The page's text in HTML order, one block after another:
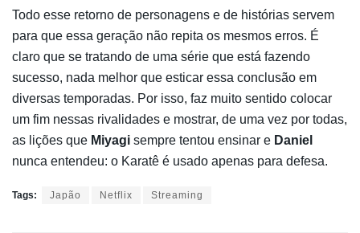
Todo esse retorno de personagens e de histórias servem
para que essa geração não repita os mesmos erros. É
claro que se tratando de uma série que está fazendo
sucesso, nada melhor que esticar essa conclusão em
diversas temporadas. Por isso, faz muito sentido colocar
um fim nessas rivalidades e mostrar, de uma vez por todas,
as lições que Miyagi sempre tentou ensinar e Daniel
nunca entendeu: o Karatê é usado apenas para defesa.
Tags: Japão Netflix Streaming